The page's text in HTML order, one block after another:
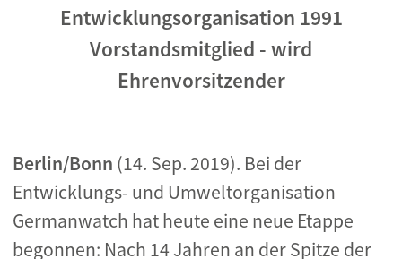
Entwicklungsorganisation 1991
Vorstandsmitglied - wird
Ehrenvorsitzender
Berlin/Bonn (14. Sep. 2019). Bei der
Entwicklungs- und Umweltorganisation
Germanwatch hat heute eine neue Etappe
begonnen: Nach 14 Jahren an der Spitze der